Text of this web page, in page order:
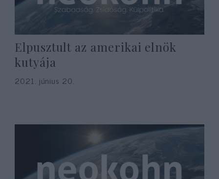
Elpusztult az amerikai elnök
kutyája
2021. június 20.